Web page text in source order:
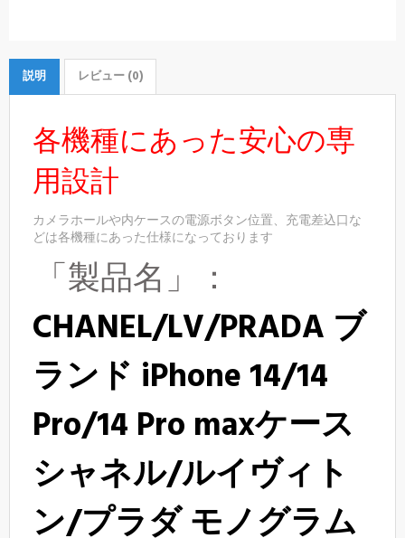
説明 レビュー (0)
各機種にあった安心の専
用設計
カメラホールや内ケースの電源ボタン位置、充電差込口な
どは各機種にあった仕様になっております
「製品名」：
CHANEL/LV/PRADA ブ
ランド iPhone 14/14
Pro/14 Pro maxケース
シャネル/ルイヴィト
ン/プラダ モノグラム